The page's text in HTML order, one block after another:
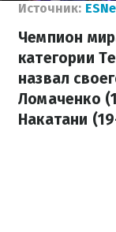
Источник:
Чемпион
категории
назвал
Ломаченко
Накатани